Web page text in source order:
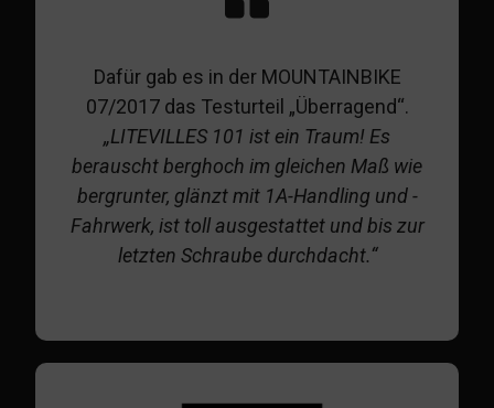
Dafür gab es in der MOUNTAINBIKE
07/2017 das Testurteil „Überragend“.
„LITEVILLES 101 ist ein Traum! Es
berauscht berghoch im gleichen Maß wie
bergrunter, glänzt mit 1A-Handling und -
Fahrwerk, ist toll ausgestattet und bis zur
letzten Schraube durchdacht.“